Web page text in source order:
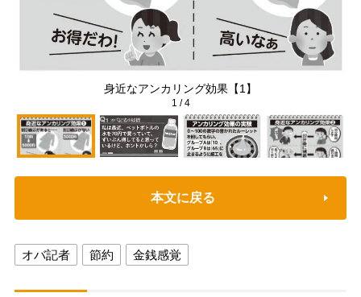
身近なアンカリング効果【1】
1 /4
本文に戻る
オバ記者 節約 金銭感覚